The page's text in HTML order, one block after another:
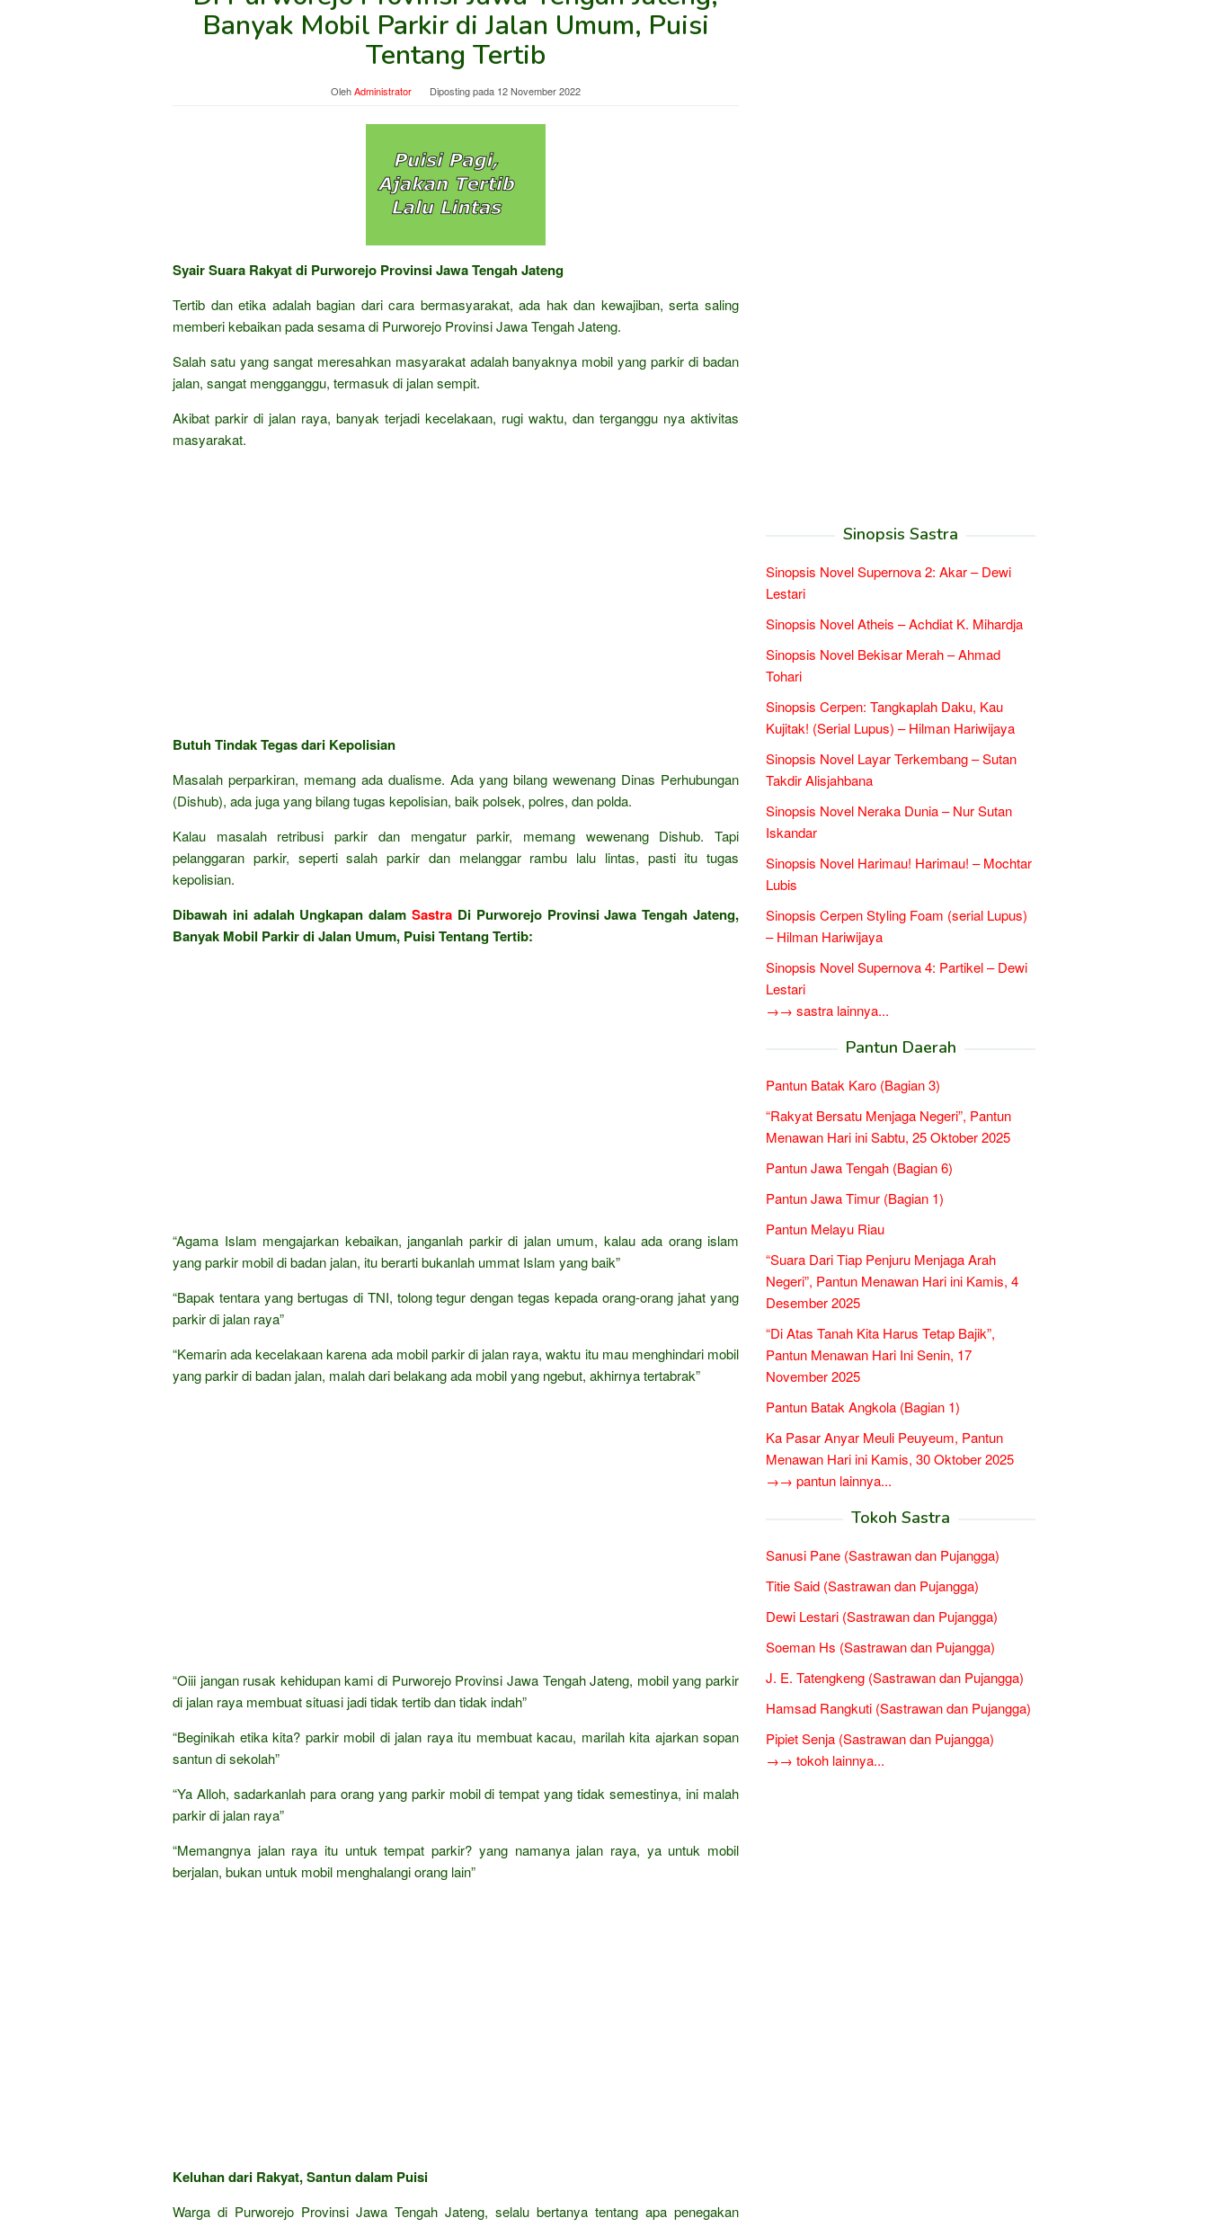
Banyak Mobil Parkir di Jalan Umum, Puisi
Tentang Tertib
OlehAdministrator Diposting pada 12 November 2022
Syair Suara Rakyat di Purworejo Provinsi Jawa Tengah Jateng
Tertib dan etika adalah bagian dari cara bermasyarakat, ada hak dan kewajiban, serta saling
memberi kebaikan pada sesama di Purworejo Provinsi Jawa Tengah Jateng.
Salah satu yang sangat meresahkan masyarakat adalah banyaknya mobil yang parkir di badan
jalan, sangat mengganggu, termasuk di jalan sempit.
Akibat parkir di jalan raya, banyak terjadi kecelakaan, rugi waktu, dan terganggu nya aktivitas
masyarakat.
Butuh Tindak Tegas dari Kepolisian
Masalah perparkiran, memang ada dualisme. Ada yang bilang wewenang Dinas Perhubungan
(Dishub), ada juga yang bilang tugas kepolisian, baik polsek, polres, dan polda.
Kalau masalah retribusi parkir dan mengatur parkir, memang wewenang Dishub. Tapi
pelanggaran parkir, seperti salah parkir dan melanggar rambu lalu lintas, pasti itu tugas
kepolisian.
Dibawah ini adalah Ungkapan dalamSastra Di Purworejo Provinsi Jawa Tengah Jateng,
Banyak Mobil Parkir di Jalan Umum, Puisi Tentang Tertib:
“Agama Islam mengajarkan kebaikan, janganlah parkir di jalan umum, kalau ada orang islam
yang parkir mobil di badan jalan, itu berarti bukanlah ummat Islam yang baik”
“Bapak tentara yang bertugas di TNI, tolong tegur dengan tegas kepada orang-orang jahat yang
parkir di jalan raya”
“Kemarin ada kecelakaan karena ada mobil parkir di jalan raya, waktu itu mau menghindari mobil
yang parkir di badan jalan, malah dari belakang ada mobil yang ngebut, akhirnya tertabrak”
“Oiii jangan rusak kehidupan kami di Purworejo Provinsi Jawa Tengah Jateng, mobil yang parkir
di jalan raya membuat situasi jadi tidak tertib dan tidak indah”
“Beginikah etika kita? parkir mobil di jalan raya itu membuat kacau, marilah kita ajarkan sopan
santun di sekolah”
“Ya Alloh, sadarkanlah para orang yang parkir mobil di tempat yang tidak semestinya, ini malah
parkir di jalan raya”
“Memangnya jalan raya itu untuk tempat parkir? yang namanya jalan raya, ya untuk mobil
berjalan, bukan untuk mobil menghalangi orang lain”
Keluhan dari Rakyat, Santun dalam Puisi
Warga di Purworejo Provinsi Jawa Tengah Jateng, selalu bertanya tentang apa penegakan
Sinopsis Sastra
Sinopsis Novel Supernova 2: Akar – Dewi
Lestari
Sinopsis Novel Atheis – Achdiat K. Mihardja
Sinopsis Novel Bekisar Merah – Ahmad
Tohari
Sinopsis Cerpen: Tangkaplah Daku, Kau
Kujitak! (Serial Lupus) – Hilman Hariwijaya
Sinopsis Novel Layar Terkembang – Sutan
Takdir Alisjahbana
Sinopsis Novel Neraka Dunia – Nur Sutan
Iskandar
Sinopsis Novel Harimau! Harimau! – Mochtar
Lubis
Sinopsis Cerpen Styling Foam (serial Lupus)
– Hilman Hariwijaya
Sinopsis Novel Supernova 4: Partikel – Dewi
Lestari
→→ sastra lainnya...
Pantun Daerah
Pantun Batak Karo (Bagian 3)
“Rakyat Bersatu Menjaga Negeri”, Pantun
Menawan Hari ini Sabtu, 25 Oktober 2025
Pantun Jawa Tengah (Bagian 6)
Pantun Jawa Timur (Bagian 1)
Pantun Melayu Riau
“Suara Dari Tiap Penjuru Menjaga Arah
Negeri”, Pantun Menawan Hari ini Kamis, 4
Desember 2025
“Di Atas Tanah Kita Harus Tetap Bajik”,
Pantun Menawan Hari Ini Senin, 17
November 2025
Pantun Batak Angkola (Bagian 1)
Ka Pasar Anyar Meuli Peuyeum, Pantun
Menawan Hari ini Kamis, 30 Oktober 2025
→→ pantun lainnya...
Tokoh Sastra
Sanusi Pane (Sastrawan dan Pujangga)
Titie Said (Sastrawan dan Pujangga)
Dewi Lestari (Sastrawan dan Pujangga)
Soeman Hs (Sastrawan dan Pujangga)
J. E. Tatengkeng (Sastrawan dan Pujangga)
Hamsad Rangkuti (Sastrawan dan Pujangga)
Pipiet Senja (Sastrawan dan Pujangga)
→→ tokoh lainnya...